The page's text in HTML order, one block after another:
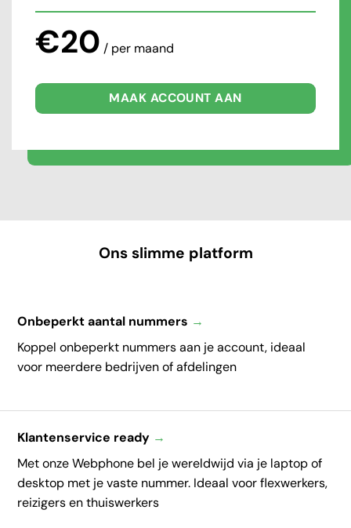
€20 / per maand
MAAK ACCOUNT AAN
Ons slimme platform
Onbeperkt aantal nummers →
Koppel onbeperkt nummers aan je account, ideaal
voor meerdere bedrijven of afdelingen
Klantenservice ready →
Met onze Webphone bel je wereldwijd via je laptop of
desktop met je vaste nummer. Ideaal voor flexwerkers,
reizigers en thuiswerkers